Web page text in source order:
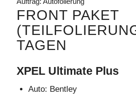
FRONT PAKET
TAGEN
XPEL Ultimate Plus
Auto: Bentley